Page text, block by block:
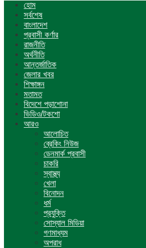
হোম
সর্বশেষ
বাংলাদেশ
প্রবাসী কর্ণার
রাজনীতি
অর্থনীতি
আন্তর্জাতিক
জেলার খবর
শিক্ষাঙ্গন
মতামত
বিদেশে পড়াশোনা
ভিডিও/টকশো
আরও
আলোচিত
ব্রেকিং নিউজ
ডেনমার্ক প্রবাসী
চাকরি
স্বাস্থ্য
খেলা
বিনোদন
ধর্ম
প্রযুক্তি
সোস্যাল মিডিয়া
গণমাধ্যম
অপরাধ